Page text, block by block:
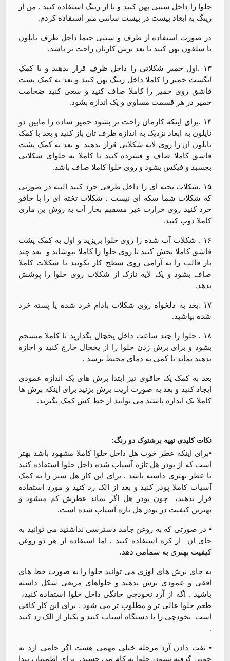
حلوا را داخل سینی پهن کنید و یا از رینگ استفاده کنید . من از
رینگ به ابعاد بیست در بیست سانتی متر استفاده کردم.
در صورت استفاده از ظرف و سینی حتما داخل ظرف نایلون
یا سلفون پهن کنید تا بعد برش کارتان راحت تر باشد.
۱۳ .اول خمیر شکلاتی را داخل ظرف قرار بدهید و با کمک
انگشت خمیر را کاملا داخل رینگ پهن کنید و بعد به کمک پشت
قاشق روی خمیر را کاملا صاف کنید و سعی کنید ضخامت
خمیر در هر قسمت مساوی و یک اندازه بشود.
۱۴ .برای اینکه کارمان راحت تر بشود خمیر ساده را مابین دو
نایلون به ابعاد نزدیک به اندازه ظرف تان باز کنید و بعد با کمک
نایلون ان را روی لایه شکلاتی قرار بدهید و بعد به کمک پشت
قاشق کاملا صاف و فشرده کنید تا کاملا به حلوای شکلاتی
بچسبد و فیکس بشود و روی حلوا كاملا صاف باشد.
۱۵ .شکلات تخته ای را داخل ظرفی خرد کنید البته در صورتی
که شکلات شما سکه ای نیست . شکلات تخته ای را با چاقو
خرد کنید روی حرارت غیر مسقیم بخار آب به روش بن ماری
کاملا ذوب کنید.
۱۶ . شکلات آب شده را روی حلوا بریزید و اول به کمک پشت
قاشق کاملا پخش کنید تا روی حلوا را کاملا بپوشاند و بعد چند
بار قالب را به آرامی روی سطح کار بکوبید تا شکلات کاملا
صاف بشود و یک لایه نازک از شکلات روی حلوا را پوشش
بدهد.
۱۷ .بعد به دلخواه روی شکلات بادام خرد شده یا پسته خرد
شده بپاشید.
۱۸ . حلوا را چند ساعت داخل یخچال بگذارید تا کاملا منسجم
بشود و برای برش زدن حلوا را از یخچال خارج کنید و اجازه
بدهید بماند تا کمی به دمای محیط برسد .
بعد به کمک یک چاقوی تیز ابتدا برش های یک اندازه عمودی
ایجاد کنید و بعد به صورت اریب برش بزنید برای اینکه برش ها
کاملا یک اندازه باشند می توانید از خط کش کمک بگیرید.
نکات کلیدی تهیه برشتوک دو رنگ:
•برای اینکه عطر خوب هل داخل حلوا كاملا مشهود باشد بهتر
است که از پودر هل تازه آسیاب شده داخل حلوا استفاده کنید
تا عطر بهتری داشته باشد . برای این کار هل سبز را به کمک
آسیاب کاملا پودر کنید و بعد از الک رد کنید و مورد استفاده
قرار بدهید، چون پودر هل اگر بماند عطرش کم میشود و
بهترین کیفیت در پودر هل تازه آسیاب شده است.
• در صورتی که به روغن جامد دسترسی نداشتید می توانید به
جای ان از کره استفاده کنید . اما استفاده از هر دو روغن
کیفیت بهتری به شما‌می دهد.
به جای برش های لوزی می توانید حلوا را به صورت خط های
افقی و عمودی برش بدهید و حلواهای مربعی شکل داشته
باشید . اگه از آرد نخودچی خانگی داخل حلوا استفاده کنید،
طعم حلوا عالی تر و مطلوب تر می شود . برای این کار کافی
است نخودچی را با دستگاه آسیاب کنید و یکبار از الک رد کنید
.
• تفت دادن آرد مرحله خیلی مهمی هست اگر خامی آرد به
خوبی گرفته نشود، حلوا به کام می چسبد. برای اطمینان پیدا